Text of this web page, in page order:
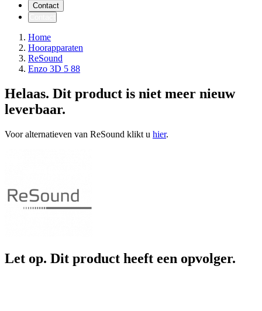
Contact
Home
Hoorapparaten
ReSound
Enzo 3D 5 88
Helaas. Dit product is niet meer nieuw
leverbaar.
Voor alternatieven van ReSound klikt u hier.
Let op. Dit product heeft een opvolger.